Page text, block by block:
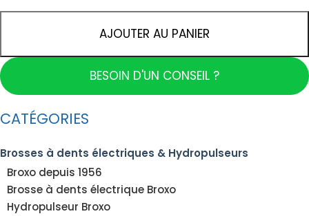
CATÉGORIES
Brosses à dents électriques & Hydropulseurs
Broxo depuis 1956
Brosse à dents électrique Broxo
Hydropulseur Broxo
AJOUTER AU PANIER
BESOIN D'UN CONSEIL ?